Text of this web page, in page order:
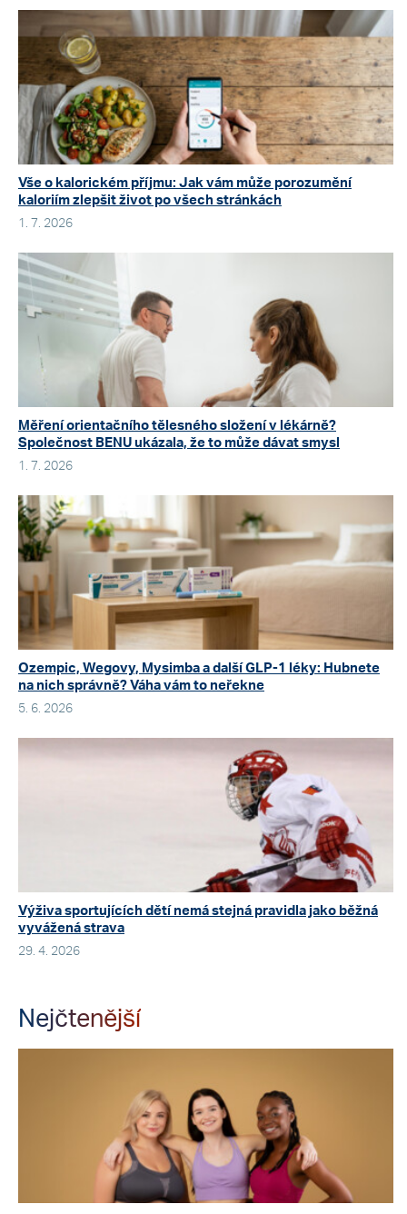
Vše o kalorickém příjmu: Jak vám může porozumění
kaloriím zlepšit život po všech stránkách
1. 7. 2026
Měření orientačního tělesného složení v lékárně?
Společnost BENU ukázala, že to může dávat smysl
1. 7. 2026
Ozempic, Wegovy, Mysimba a další GLP-1 léky: Hubnete
na nich správně? Váha vám to neřekne
5. 6. 2026
Výživa sportujících dětí nemá stejná pravidla jako běžná
vyvážená strava
29. 4. 2026
Nejčtenější